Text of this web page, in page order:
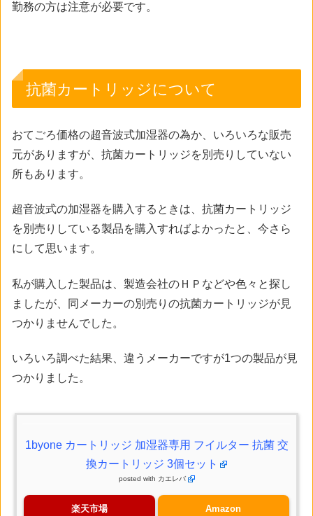
勤務の方は注意が必要です。
抗菌カートリッジについて
おてごろ価格の超音波式加湿器の為か、いろいろな販売
元がありますが、抗菌カートリッジを別売りしていない
所もあります。
超音波式の加湿器を購入するときは、抗菌カートリッジ
を別売りしている製品を購入すればよかったと、今さら
にして思います。
私が購入した製品は、製造会社のＨＰなどや色々と探し
ましたが、同メーカーの別売りの抗菌カートリッジが見
つかりませんでした。
いろいろ調べた結果、違うメーカーですが1つの製品が見
つかりました。
1byone カートリッジ 加湿器専用 フイルター 抗菌 交
換カートリッジ 3個セット
posted with カエレバ
楽天市場 Amazon